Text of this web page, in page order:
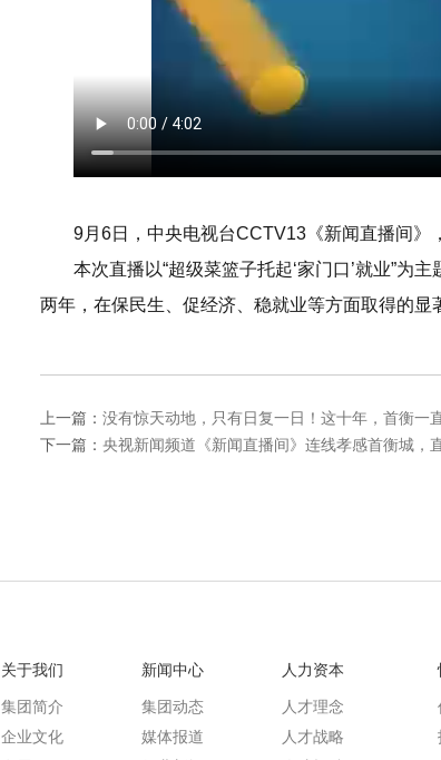
9月6日，中央电视台CCTV13《新闻直播间》
本次直播以“超级菜篮子托起‘家门口’就业”为主
两年， 在保民生、促经济、稳就业等方面取得的显
上一篇： 没有惊天动地，只有日复一日！这十年，首衡一
下一篇：
关于我们
集团简介
企业文化
新闻中心
集团动态
媒体报道
人力资本
人才理念
人才战略